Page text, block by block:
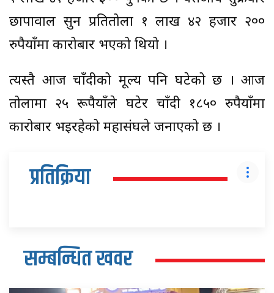
छापावाल सुन प्रतितोला १ लाख ४२ हजार २००
रुपैयाँमा कारोबार भएको थियो ।
त्यस्तै आज चाँदीको मूल्य पनि घटेको छ । आज
तोलामा २५ रूपैयाँले घटेर चाँदी १८५० रुपैयाँमा
कारोबार भइरहेको महासंघले जनाएको छ ।
प्रतिक्रिया
सम्बन्धित खवर